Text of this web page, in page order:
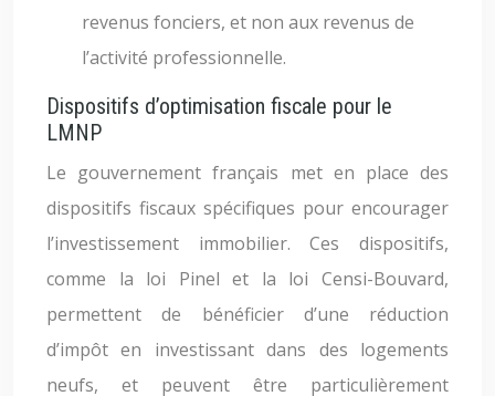
revenus fonciers, et non aux revenus de
l’activité professionnelle.
Dispositifs d’optimisation fiscale pour le
LMNP
Le gouvernement français met en place des
dispositifs fiscaux spécifiques pour encourager
l’investissement immobilier. Ces dispositifs,
comme la loi Pinel et la loi Censi-Bouvard,
permettent de bénéficier d’une réduction
d’impôt en investissant dans des logements
neufs, et peuvent être particulièrement